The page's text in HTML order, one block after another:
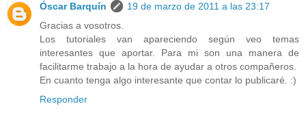
Óscar Barquín
19 de marzo de 2011 a las 23:17
Gracias a vosotros.
Los tutoriales van apareciendo según veo temas
interesantes que aportar. Para mi son una manera de
facilitarme trabajo a la hora de ayudar a otros compañeros.
En cuanto tenga algo interesante que contar lo publicaré. :)
Responder